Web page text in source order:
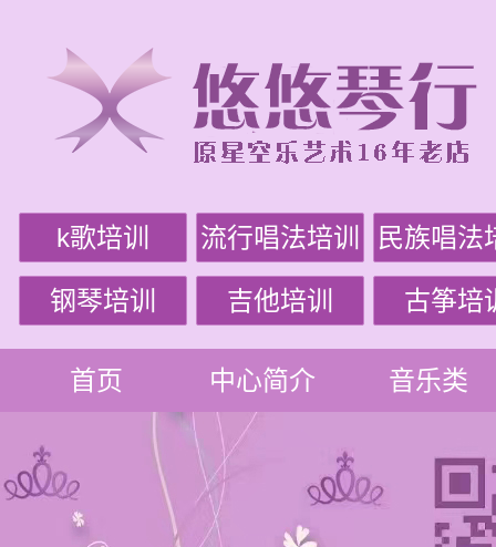
k歌培训 流行唱法培训 民族唱法
钢琴培训 吉他培训 古筝培
首页 中心简介 音乐类